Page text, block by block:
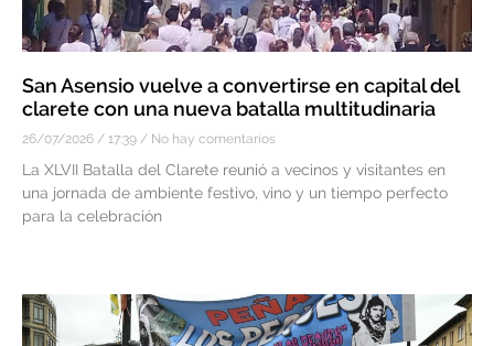
San Asensio vuelve a convertirse en capital del
clarete con una nueva batalla multitudinaria
26/07/2026 17:39 No hay comentarios
La XLVII Batalla del Clarete reunió a vecinos y visitantes en
una jornada de ambiente festivo, vino y un tiempo perfecto
para la celebración